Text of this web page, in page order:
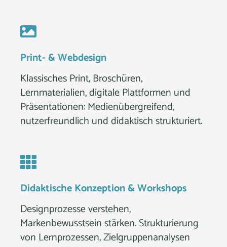
Print- & Webdesign
Klassisches Print, Broschüren,
Lernmaterialien, digitale Plattformen und
Präsentationen: Medienübergreifend,
nutzerfreundlich und didaktisch strukturiert.
Didaktische Konzeption & Workshops
Designprozesse verstehen,
Markenbewusstsein stärken. Strukturierung
von Lernprozessen, Zielgruppenanalysen